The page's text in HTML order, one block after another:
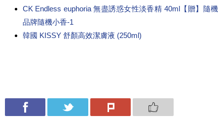
CK Endless euphoria 無盡誘惑女性淡香精 40ml【贈】隨機
品牌隨機小香-1
韓國 KISSY 舒顏高效潔膚液 (250ml)